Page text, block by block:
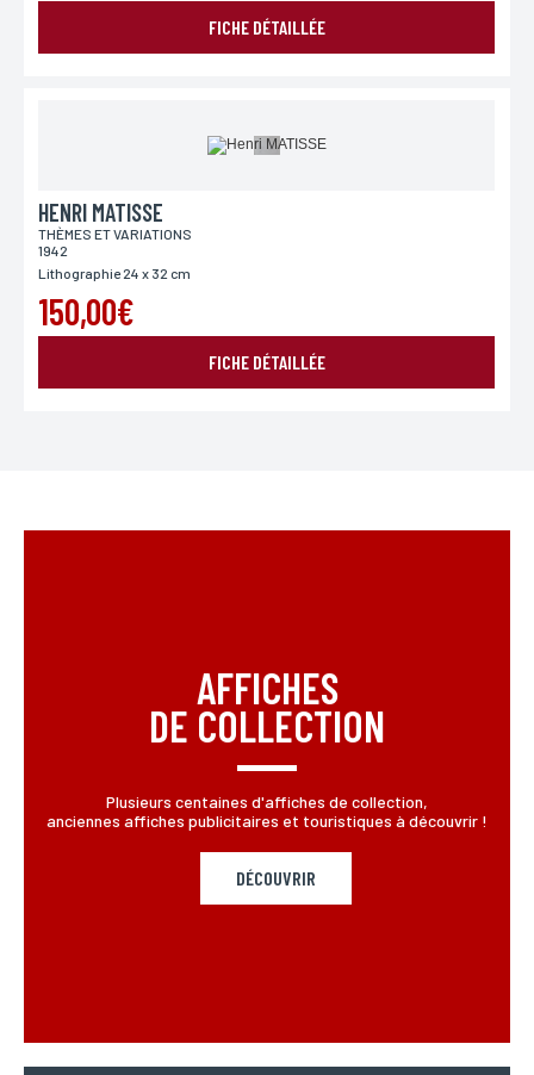
FICHE DÉTAILLÉE
HENRI MATISSE
THÈMES ET VARIATIONS
1942
Lithographie 24 x 32 cm
150,00€
FICHE DÉTAILLÉE
AFFICHES
DE COLLECTION
Plusieurs centaines d'affiches de collection,
anciennes affiches publicitaires et touristiques à découvrir !
DÉCOUVRIR